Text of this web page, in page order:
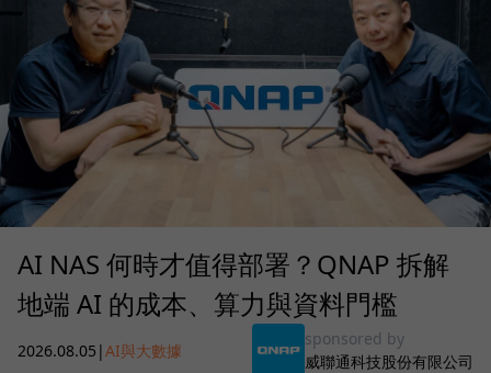
AI NAS 何時才值得部署？QNAP 拆解
地端 AI 的成本、算力與資料門檻
2026.08.05 |AI與大數據
sponsored by
威聯通科技股份有限公司